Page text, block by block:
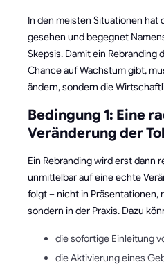
In den meisten Situationen hat
gesehen und begegnet
Skepsis. Damit ein Rebranding
Chance auf Wachstum gibt,
ändern, sondern die
Bedingung 1: Eine
Veränderung der
Ein Rebranding wird erst dann
unmittelbar auf eine echte
folgt – nicht in Präsentationen,
sondern in der Praxis. Dazu
die sofortige Einleitung
die Aktivierung eines